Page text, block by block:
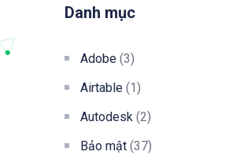
Danh mục
Adobe (3)
Airtable (1)
Autodesk (2)
Bảo mật (37)